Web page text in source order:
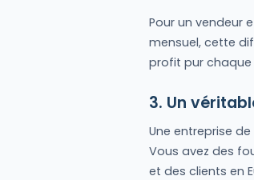
Pour un vendeur
mensuel, cette
profit pur chaque
3. Un
Une entreprise
Vous avez des
et des clients en